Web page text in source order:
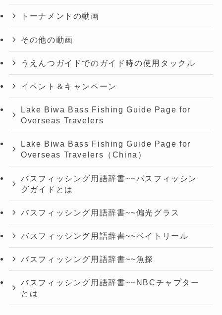
トーナメントの動画
その他の動画
うえんつガイドでのガイド時の使用タックル
イベント＆キャンペーン
Lake Biwa Bass Fishing Guide Page for
Overseas Travelers
Lake Biwa Bass Fishing Guide Page for
Overseas Travelers（China）
バスフィッシング用語辞書~~バスフィッシン
グガイドとは
バスフィッシング用語辞書~~偏光グラス
バスフィッシング用語辞書~~ベイトリール
バスフィッシング用語辞書~~魚探
バスフィッシング用語辞書~~NBCチャプター
とは